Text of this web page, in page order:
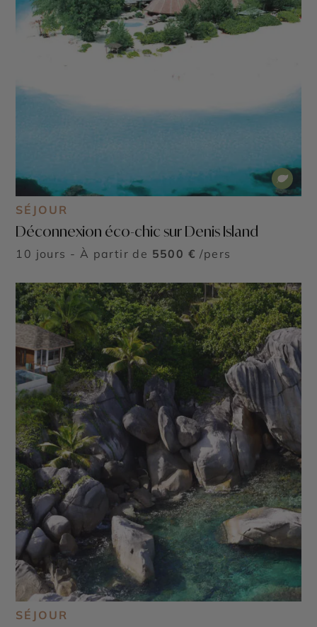
SÉJOUR
Déconnexion éco-chic sur Denis Island
10 jours - À partir de 5500 € /pers
SÉJOUR